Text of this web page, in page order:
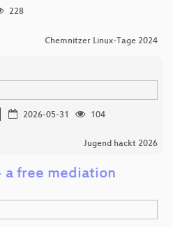
228
Chemnitzer Linux-Tage 2024
2026-05-31
104
Jugend hackt 2026
free mediation